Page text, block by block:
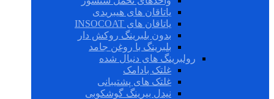
یاتاقان های هیبریدی
یاتاقان های INSOCOAT
بدون بلبرینگ روکش دار
بلبرینگ با روغن جامد
رولبرینگ های دنبال شده
غلتک بادامک
غلتک های پشتیبانی
نیدل بیرینگ گوشکوبی